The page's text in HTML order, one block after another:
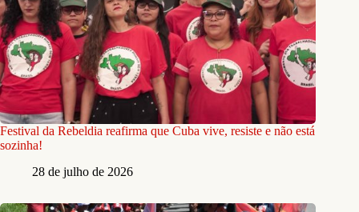
Festival da Rebeldia reafirma que Cuba vive, resiste e não está
sozinha!
28 de julho de 2026